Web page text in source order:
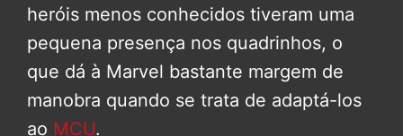
heróis menos conhecidos tiveram uma
pequena presença nos quadrinhos, o
que dá à Marvel bastante margem de
manobra quando se trata de adaptá-los
ao MCU.